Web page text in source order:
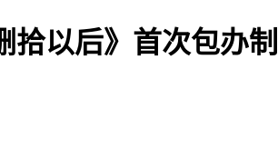
拾以后》首次包办